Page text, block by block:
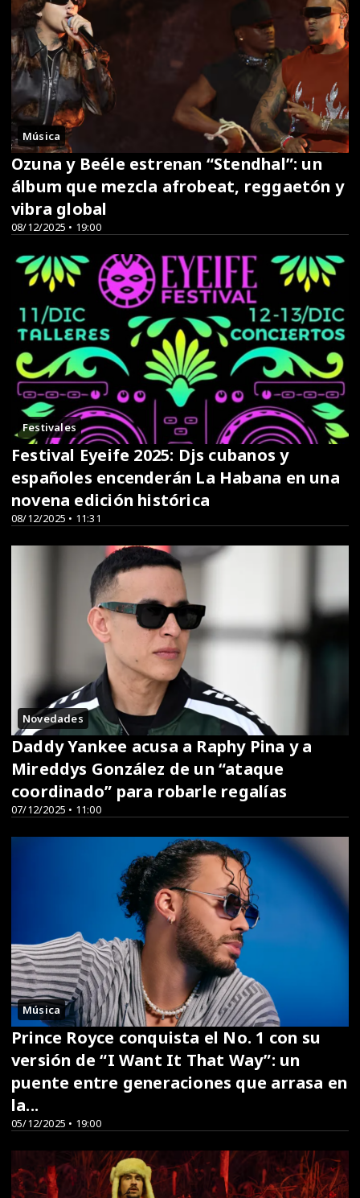
Música
08/12/2025 • 19:00
Ozuna y Beéle estrenan “Stendhal”: un
álbum que mezcla afrobeat, reggaetón y
vibra global
Festivales
08/12/2025 • 11:31
Festival Eyeife 2025: Djs cubanos y
españoles encenderán La Habana en una
novena edición histórica
Novedades
07/12/2025 • 11:00
Daddy Yankee acusa a Raphy Pina y a
Mireddys González de un “ataque
coordinado” para robarle regalías
Música
05/12/2025 • 19:00
Prince Royce conquista el No. 1 con su
versión de “I Want It That Way”: un
puente entre generaciones que arrasa en
la...